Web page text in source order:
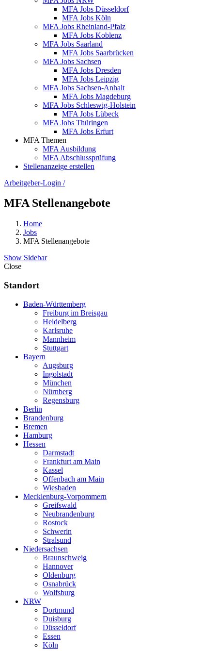
MFA Jobs Düsseldorf
MFA Jobs Köln
MFA Jobs Rheinland-Pfalz
MFA Jobs Koblenz
MFA Jobs Saarland
MFA Jobs Saarbrücken
MFA Jobs Sachsen
MFA Jobs Dresden
MFA Jobs Leipzig
MFA Jobs Sachsen-Anhalt
MFA Jobs Magdeburg
MFA Jobs Schleswig-Holstein
MFA Jobs Lübeck
MFA Jobs Thüringen
MFA Jobs Erfurt
MFA Themen
MFA Ausbildung
MFA Abschlussprüfung
Stellenanzeige erstellen
Arbeitgeber-Login /
MFA Stellenangebote
Home
Jobs
MFA Stellenangebote
Show Sidebar
Close
Standort
Baden-Württemberg
Freiburg im Breisgau
Heidelberg
Karlsruhe
Mannheim
Stuttgart
Bayern
Augsburg
Ingolstadt
München
Nürnberg
Regensburg
Berlin
Brandenburg
Bremen
Hamburg
Hessen
Darmstadt
Frankfurt am Main
Kassel
Offenbach am Main
Wiesbaden
Mecklenburg-Vorpommern
Greifswald
Neubrandenburg
Rostock
Schwerin
Stralsund
Niedersachsen
Braunschweig
Hannover
Oldenburg
Osnabrück
Wolfsburg
NRW
Dortmund
Duisburg
Düsseldorf
Essen
Köln